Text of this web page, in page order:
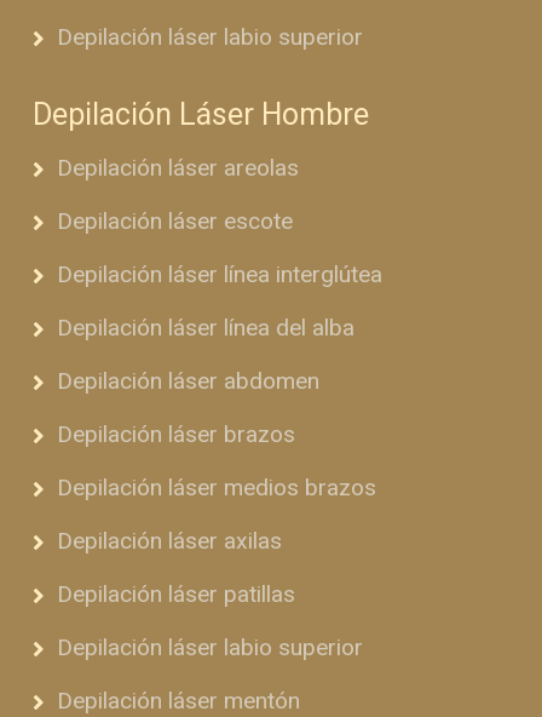
Depilación láser labio superior
Depilación Láser Hombre
Depilación láser areolas
Depilación láser escote
Depilación láser línea interglútea
Depilación láser línea del alba
Depilación láser abdomen
Depilación láser brazos
Depilación láser medios brazos
Depilación láser axilas
Depilación láser patillas
Depilación láser labio superior
Depilación láser mentón